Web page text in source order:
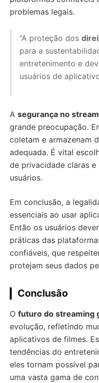
problemas legais.
“A proteção dos
para a
entretenimento e
usuários de
A segurança no
grande preocupação.
coletam e armazenam
adequada. É vital
de privacidade claras
usuários.
Em conclusão, a
essenciais ao usar
Então os usuários
práticas das
confiáveis, que
protejam seus dados
Conclusão
O futuro do streaming
evolução, refletindo
aplicativos de filmes.
tendências do
eles tornam possível
uma vasta gama de